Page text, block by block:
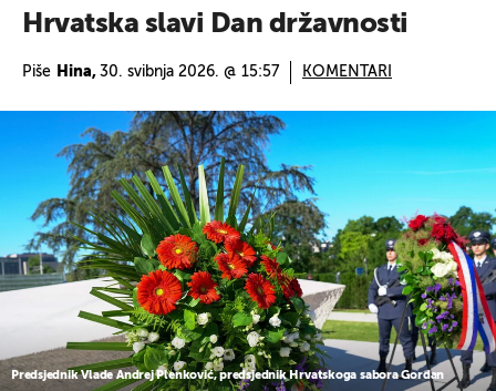
Hrvatska slavi Dan državnosti
Piše Hina, 30. svibnja 2026. @ 15:57 KOMENTARI
Predsjednik Vlade Andrej Plenković, predsjednik Hrvatskoga sabora Gordan